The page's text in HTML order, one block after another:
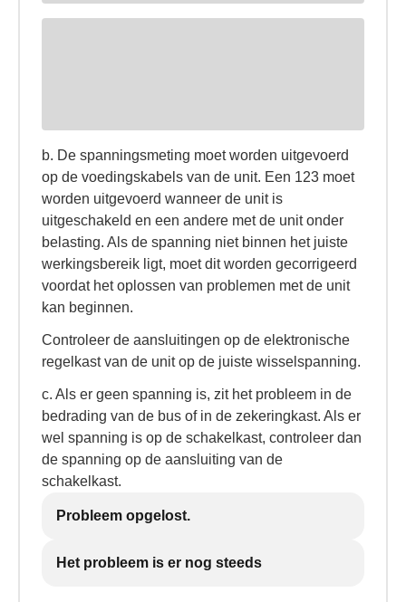
b. De spanningsmeting moet worden uitgevoerd
op de voedingskabels van de unit. Een 123 moet
worden uitgevoerd wanneer de unit is
uitgeschakeld en een andere met de unit onder
belasting. Als de spanning niet binnen het juiste
werkingsbereik ligt, moet dit worden gecorrigeerd
voordat het oplossen van problemen met de unit
kan beginnen.
Controleer de aansluitingen op de elektronische
regelkast van de unit op de juiste wisselspanning.
c. Als er geen spanning is, zit het probleem in de
bedrading van de bus of in de zekeringkast. Als er
wel spanning is op de schakelkast, controleer dan
de spanning op de aansluiting van de
schakelkast.
Probleem opgelost.
Het probleem is er nog steeds